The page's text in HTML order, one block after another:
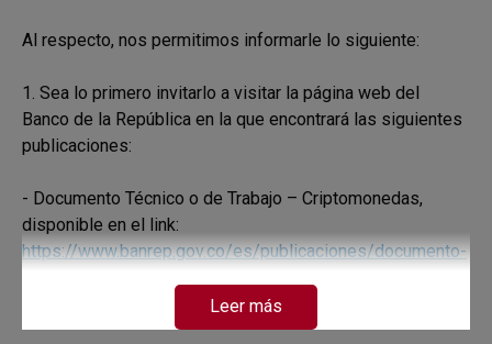
Al respecto, nos permitimos informarle lo siguiente:
1. Sea lo primero invitarlo a visitar la página web del
Banco de la República en la que encontrará las siguientes
publicaciones:
- Documento Técnico o de Trabajo – Criptomonedas,
disponible en el link:
https://www.banrep.gov.co/es/publicaciones/documento-
- La presentación sobre criptomonedas dada por el Dr.
Gerardo Hernández, Codirector de la Junta Directiva del
Leer más